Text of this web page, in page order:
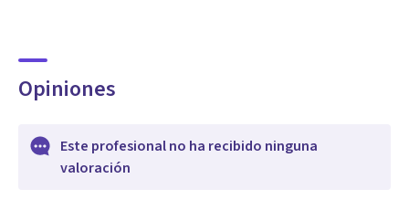
Opiniones
Este profesional no ha recibido ninguna
valoración